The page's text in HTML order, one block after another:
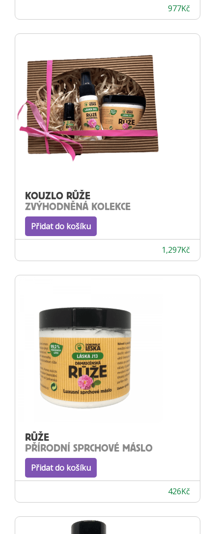
977Kč
KOUZLO RŮŽE
ZVÝHODNĚNÁ KOLEKCE
Přidat do košíku
1,297Kč
RŮŽE
PŘÍRODNÍ SPRCHOVÉ MÁSLO
Přidat do košíku
426Kč